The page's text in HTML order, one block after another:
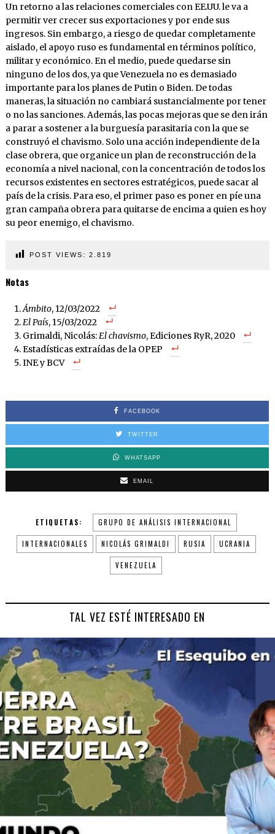
Un retorno a las relaciones comerciales con EE.UU. le va a
permitir ver crecer sus exportaciones y por ende sus
ingresos. Sin embargo, a riesgo de quedar completamente
aislado, el apoyo ruso es fundamental en términos político,
militar y económico. En el medio, puede quedarse sin
ninguno de los dos, ya que Venezuela no es demasiado
importante para los planes de Putin o Biden. De todas
maneras, la situación no cambiará sustancialmente por tener
o no las sanciones. Además, las pocas mejoras que se den irán
a parar a sostener a la burguesía parasitaria con la que se
construyó el chavismo. Solo una acción independiente de la
clase obrera, que organice un plan de reconstrucción de la
economía a nivel nacional, con la concentración de todos los
recursos existentes en sectores estratégicos, puede sacar al
país de la crisis. Para eso, el primer paso es poner en píe una
gran campaña obrera para quitarse de encima a quien es hoy
su peor enemigo, el chavismo.
POST VIEWS: 2.819
Notas
Ámbito, 12/03/2022
El País, 15/03/2022
Grimaldi, Nicolás:El chavismo, Ediciones RyR, 2020
Estadísticas extraídas de la OPEP
INE y BCV
FACEBOOK
TWITTER
WHATSAPP
EMAIL
ETIQUETAS: GRUPO DE ANÁLISIS INTERNACIONAL
INTERNACIONALES NICOLÁS GRIMALDI RUSIA UCRANIA
VENEZUELA
TAL VEZ ESTÉ INTERESADO EN